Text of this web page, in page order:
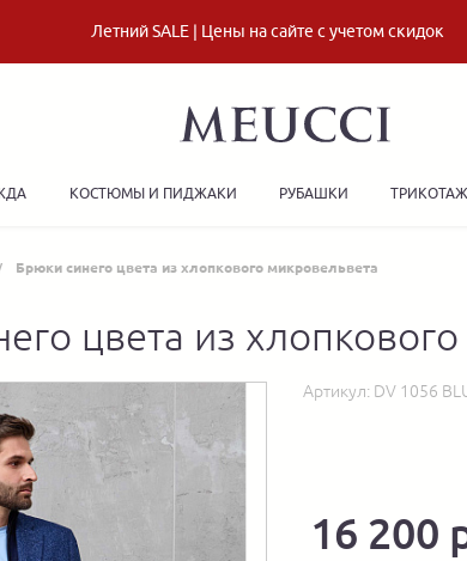
Летний SALE | Цены на сайте с учетом скидок
КОСТЮМЫ И ПИДЖАКИ РУБАШКИ ТРИКОТАЖ
Брюки синего цвета из хлопкового микровельвета
цвета из
Артикул: DV 1056
16 200